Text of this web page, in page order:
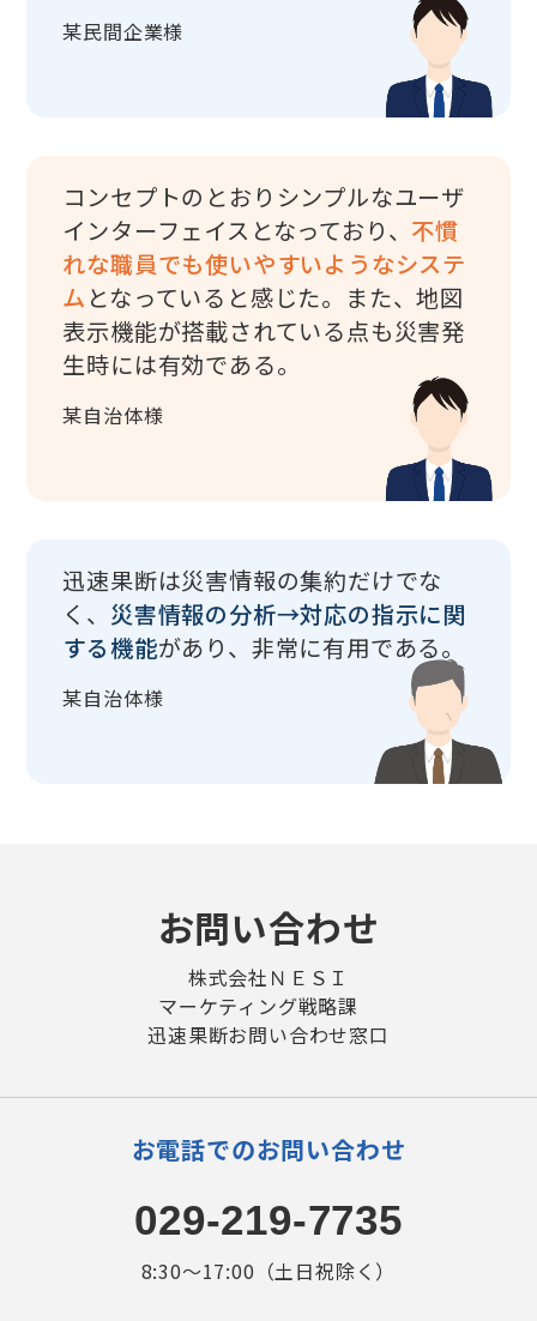
某民間企業様
コンセプトのとおりシンプルなユーザ
インターフェイスとなっており、 不慣
れな職員でも使いやすいようなシステ
ム となっていると感じた。また、地図
表示機能が搭載されている点も災害発
生時には有効である。
某自治体様
迅速果断は災害情報の集約だけでな
く、 災害情報の分析→対応の指示に関
する機能があり、非常に有用である。
某自治体様
お問い合わせ
株式会社ＮＥＳＩ
マーケティング戦略課
迅速果断お問い合わせ窓口
お電話でのお問い合わせ
029-219-7735
8:30～17:00（土日祝除く）